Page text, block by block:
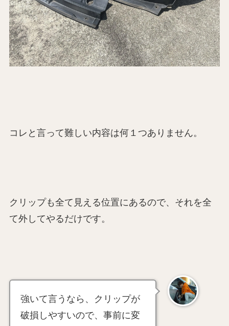
コレと言って難しい内容は何１つありません。
クリップも全て見える位置にあるので、それを全
て外してやるだけです。
強いて言うなら、クリップが
破損しやすいので、事前に変